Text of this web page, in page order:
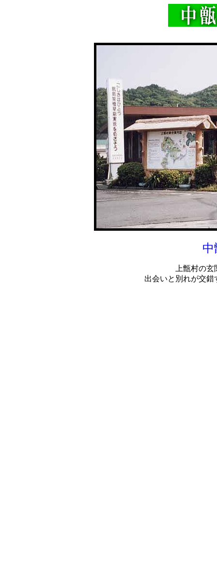
中
上甑村の
出会いと別れが交